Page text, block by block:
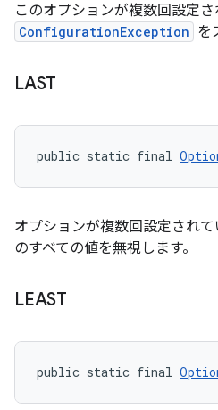
このオプションが複数回設定
ConfigurationException を
LAST
public static final
オプションが複数回設定され
のすべての値を無視します。
LEAST
public static final